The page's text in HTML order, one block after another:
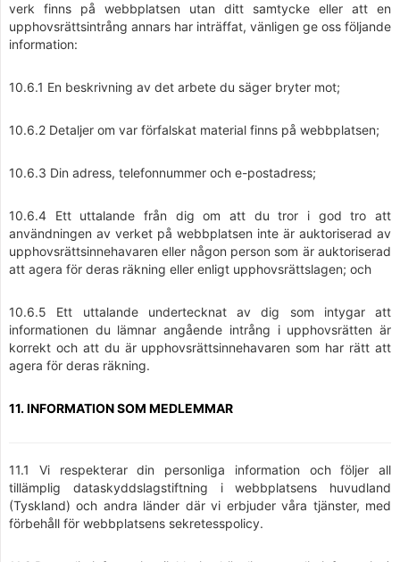
verk finns på webbplatsen utan ditt samtycke eller att en
upphovsrättsintrång annars har inträffat, vänligen ge oss följande
information:
10.6.1 En beskrivning av det arbete du säger bryter mot;
10.6.2 Detaljer om var förfalskat material finns på webbplatsen;
10.6.3 Din adress, telefonnummer och e-postadress;
10.6.4 Ett uttalande från dig om att du tror i god tro att
användningen av verket på webbplatsen inte är auktoriserad av
upphovsrättsinnehavaren eller någon person som är auktoriserad
att agera för deras räkning eller enligt upphovsrättslagen; och
10.6.5 Ett uttalande undertecknat av dig som intygar att
informationen du lämnar angående intrång i upphovsrätten är
korrekt och att du är upphovsrättsinnehavaren som har rätt att
agera för deras räkning.
11. INFORMATION SOM MEDLEMMAR
11.1 Vi respekterar din personliga information och följer all
tillämplig dataskyddslagstiftning i webbplatsens huvudland
(Tyskland) och andra länder där vi erbjuder våra tjänster, med
förbehåll för webbplatsens sekretesspolicy.